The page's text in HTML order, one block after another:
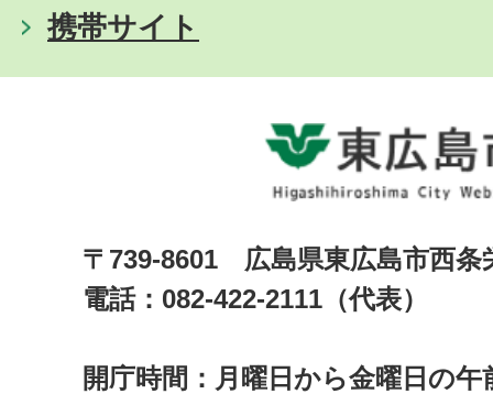
携帯サイト
〒739-8601 広島県東広島市西
電話：082-422-2111（代表）
開庁時間：月曜日から金曜日の午